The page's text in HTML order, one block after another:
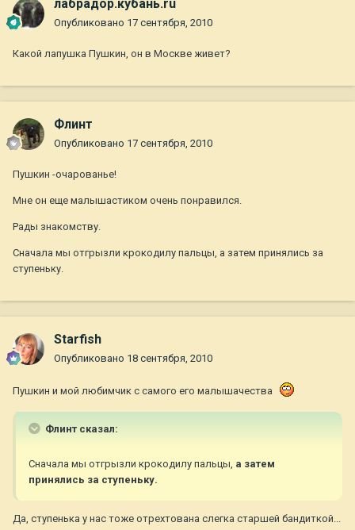
лабрадор.кубань.ru
Опубликовано 17 сентября, 2010
Какой лапушка Пушкин, он в Москве живет?
Флинт
Опубликовано 17 сентября, 2010
Пушкин -очарованье!
Мне он еще малышастиком очень понравился.
Рады знакомству.
Сначала мы отгрызли крокодилу пальцы, а затем принялись за
ступеньку.
Starfish
Опубликовано 18 сентября, 2010
Пушкин и мой любимчик с самого его малышачества
Флинт сказал:
Сначала мы отгрызли крокодилу пальцы, а затем
принялись за ступеньку.
Да, ступенька у нас тоже отрехтована слегка старшей бандиткой...